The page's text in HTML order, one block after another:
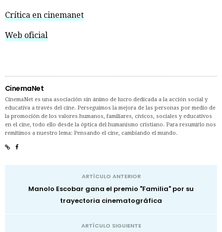
Crítica en cinemanet
Web oficial
CinemaNet
CinemaNet es una asociación sin ánimo de lucro dedicada a la acción social y
educativa a través del cine. Perseguimos la mejora de las personas por medio de
la promoción de los valores humanos, familiares, cívicos, sociales y educativos
en el cine, todo ello desde la óptica del humanismo cristiano. Para resumirlo nos
remitimos a nuestro lema: Pensando el cine, cambiando el mundo.
ARTÍCULO ANTERIOR
Manolo Escobar gana el premio "Familia" por su
trayectoria cinematográfica
ARTÍCULO SIGUIENTE